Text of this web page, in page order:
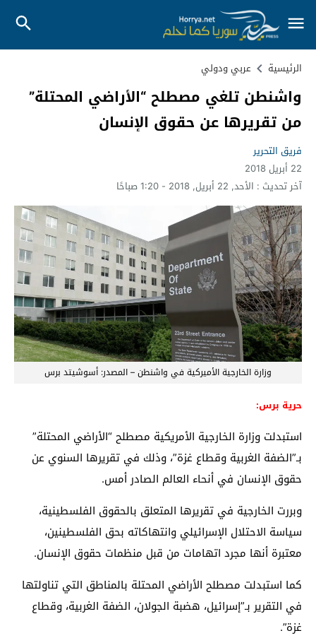
الرئيسية عربي ودولي
واشنطن تلغي مصطلح “الأراضي المحتلة”
من تقريرها عن حقوق الإنسان
فريق التحرير
22 أبريل 2018
آخر تحديث : الأحد, 22 أبريل, 2018 - 1:20 صباحًا
وزارة الخارجية الأميركية في واشنطن – المصدر: أسوشيتد برس
حرية برس:
استبدلت وزارة الخارجية الأمريكية مصطلح “الأراضي المحتلة”
بـ”الضفة الغربية وقطاع غزة”، وذلك في تقريرها السنوي عن
حقوق الإنسان في أنحاء العالم الصادر أمس.
وبررت الخارجية في تقريرها المتعلق بالحقوق الفلسطينية،
سياسة الاحتلال الإسرائيلي وانتهاكاته بحق الفلسطينين،
معتبرة أنها مجرد اتهامات من قبل منظمات حقوق الإنسان.
كما استبدلت مصطلح الأراضي المحتلة بالمناطق التي تناولتها
في التقرير بـ”إسرائيل، هضبة الجولان، الضفة الغربية، وقطاع
غزة”.